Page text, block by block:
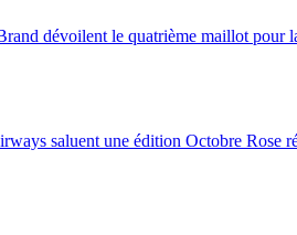
dévoilent le quatrième maillot pour
saluent une édition Octobre Rose